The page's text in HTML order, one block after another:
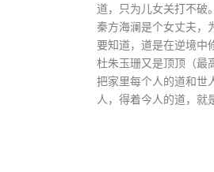
道，只为儿女关打不破。
秦方海澜是个女丈夫，
要知道，道是在逆境中
杜朱玉珊又是顶顶（最
把家里每个人的道和世
人，得着今人的道，就